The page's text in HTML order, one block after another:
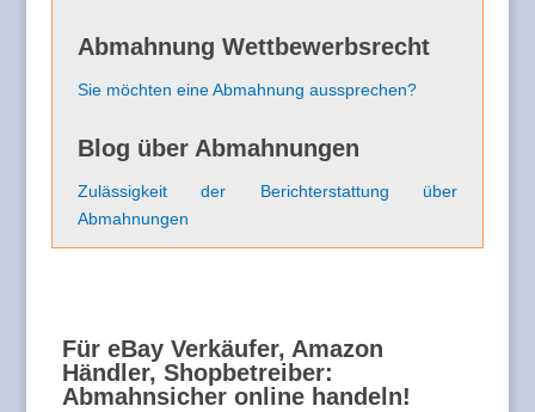
Abmahnung Wettbewerbsrecht
Sie möchten eine Abmahnung aussprechen?
Blog über Abmahnungen
Zulässigkeit der Berichterstattung über
Abmahnungen
Für eBay Verkäufer, Amazon
Händler, Shopbetreiber:
Abmahnsicher online handeln!